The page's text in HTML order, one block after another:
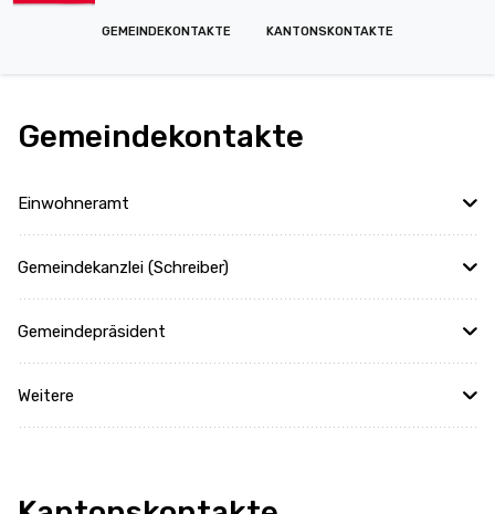
GEMEINDEKONTAKTE KANTONSKONTAKTE
Gemeindekontakte
Einwohneramt
Gemeindekanzlei (Schreiber)
Gemeindepräsident
Weitere